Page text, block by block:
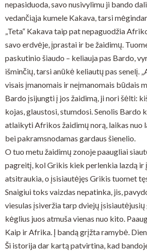
nepasiduoda, savo nusivylimu ji bando
vedančiąja kumele Kakava, tarsi
„Teta“ Kakava taip pat nepaguodžia
savo erdvėje, įprastai ir be žaidimų.
paskutinio šiaudo – keliauja pas Bardo,
išminčių, tarsi anūkė keliautų pas senelį.
visais įmanomais ir neįmanomais būdais
Bardo įsijungti į jos žaidimą, ji nori šėlti:
kojas, glaustosi, stumdosi. Senolis Bardo
atlaikyti Afrikos žaidimų norą, laikas nuo
bei pakramsnodamas gardaus šienelio.
O tuo metu žaidimų zonoje paaugliai
pagreitį, kol Grikis kiek perlenkia lazdą ir
atsitraukia, o įsisiautėjęs Grikis tuomet
Snaigiui toks vaizdas nepatinka, jis,
viesulas įsiveržia tarp dviejų
kėglius juos atmuša vienas nuo kito.
Kaip ir Afrika. Į bandą grįžta ramybė.
Ši istorija dar kartą patvirtina, kad